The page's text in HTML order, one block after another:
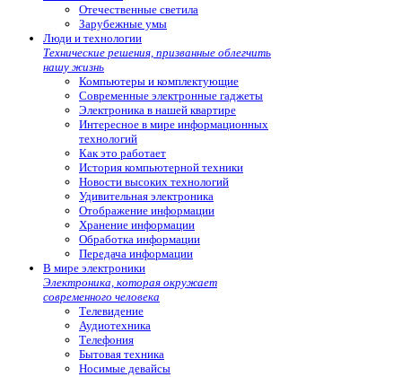
Отечественные светила
Зарубежные умы
Люди и технологии
Технические решения, призванные облегчить
нашу жизнь
Компьютеры и комплектующие
Современные электронные гаджеты
Электроника в нашей квартире
Интересное в мире информационных
технологий
Как это работает
История компьютерной техники
Новости высоких технологий
Удивительная электроника
Отображение информации
Хранение информации
Обработка информации
Передача информации
В мире электроники
Электроника, которая окружает
современного человека
Телевидение
Аудиотехника
Телефония
Бытовая техника
Носимые девайсы